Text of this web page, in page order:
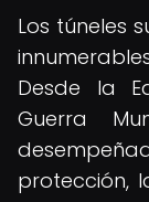
Los túneles
Desde la
Guerra
protección,